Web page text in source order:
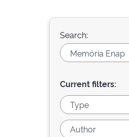
Search:
Current filters: